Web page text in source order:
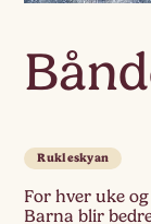
Rukleskyan
For hver uke
Barna blir